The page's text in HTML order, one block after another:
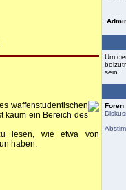
waffenstudentischen
kaum ein Bereich des
lesen, wie etwa von
haben.
Um
sein.
Foren